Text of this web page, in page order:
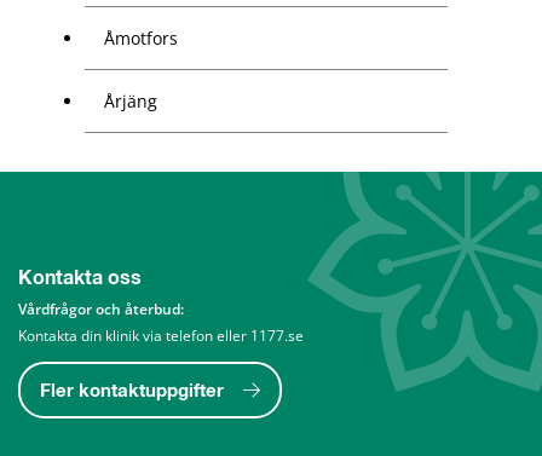
Åmotfors
Årjäng
Kontakta oss
Vårdfrågor och återbud:
Kontakta din klinik via telefon eller 1177.se
Fler kontaktuppgifter